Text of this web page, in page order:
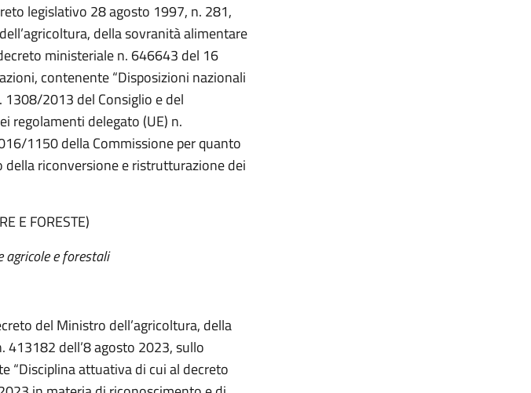
legislativo 28 agosto 1997, n. 281,
della sovranità alimentare
ministeriale n. 646643 del 16
contenente “Disposizioni nazionali
2013 del Consiglio e del
regolamenti delegato (UE) n.
1150 della Commissione per quanto
della riconversione e ristrutturazione dei
E FORESTE)
e forestali
del Ministro dell’agricoltura, della
dell’8 agosto 2023, sullo
“Disciplina attuativa di cui al decreto